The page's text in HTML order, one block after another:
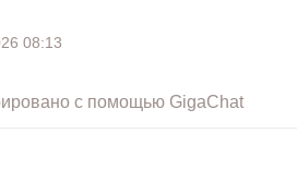
08:13
с помощью GigaChat